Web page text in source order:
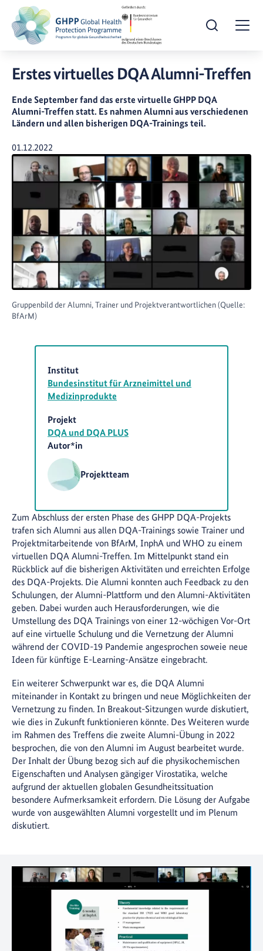
Suche öffnen
Erstes virtuelles DQA Alumni-Treffen
Ende September fand das erste virtuelle GHPP DQA
Alumni-Treffen statt. Es nahmen Alumni aus verschiedenen
Ländern und allen bisherigen DQA-Trainings teil.
Veröffentlicht am
01.12.2022
Gruppenbild der Alumni, Trainer und Projektverantwortlichen (Quelle:
BfArM)
Zum Abschluss der ersten Phase des GHPP DQA-Projekts
trafen sich Alumni aus allen DQA-Trainings sowie Trainer und
Projektmitarbeitende von BfArM, InphA und WHO zu einem
virtuellen DQA Alumni-Treffen. Im Mittelpunkt stand ein
Rückblick auf die bisherigen Aktivitäten und erreichten Erfolge
des DQA-Projekts. Die Alumni konnten auch Feedback zu den
Schulungen, der Alumni-Plattform und den Alumni-Aktivitäten
geben. Dabei wurden auch Herausforderungen, wie die
Umstellung des DQA Trainings von einer 12-wöchigen Vor-Ort
auf eine virtuelle Schulung und die Vernetzung der Alumni
während der COVID-19 Pandemie angesprochen soweie neue
Ideen für künftige E-Learning-Ansätze eingebracht.
Ein weiterer Schwerpunkt war es, die DQA Alumni
miteinander in Kontakt zu bringen und neue Möglichkeiten der
Vernetzung zu finden. In Breakout-Sitzungen wurde diskutiert,
wie dies in Zukunft funktionieren könnte. Des Weiteren wurde
im Rahmen des Treffens die zweite Alumni-Übung in 2022
besprochen, die von den Alumni im August bearbeitet wurde.
Der Inhalt der Übung bezog sich auf die physikochemischen
Eigenschaften und Analysen gängiger Virostatika, welche
aufgrund der aktuellen globalen Gesundheitssituation
besondere Aufmerksamkeit erfordern. Die Lösung der Aufgabe
wurde von ausgewählten Alumni vorgestellt und im Plenum
diskutiert.
Institut
Bundesinstitut für Arzneimittel und
Medizinprodukte
Projekt
DQA und DQA PLUS
Autor*in
Projektteam